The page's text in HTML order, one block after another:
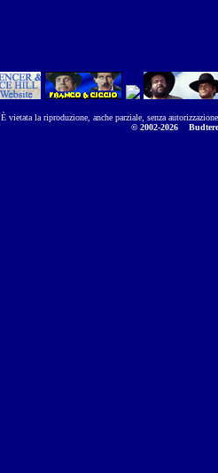
È vietata la riproduzione, anche parziale, senza
© 2002-2026